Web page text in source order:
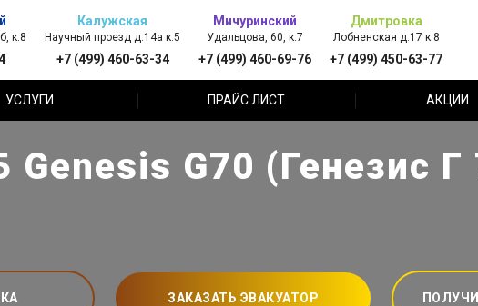
к.8
Калужская
Научный проезд д.14а к.5
+7 (499) 460-63-34
Мичуринский
Удальцова, 60, к.7
+7 (499) 460-69-76
Дмитровка
Лобненская д.17 к.8
+7 (499) 450-63-77
УСЛУГИ ПРАЙС ЛИСТ АКЦИИ
Genesis G70 (Генезис
ЗАКАЗАТЬ ЭВАКУАТОР